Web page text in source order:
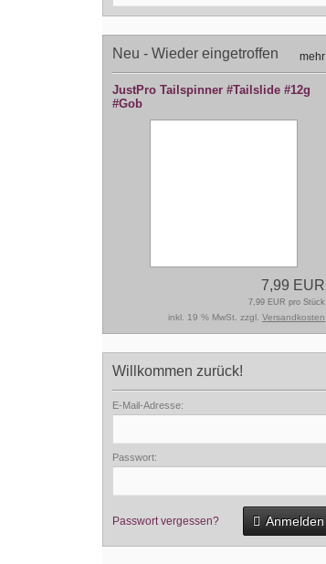
Neu - Wieder eingetroffen mehr
JustPro Tailspinner #Tailslide #12g
#Gob
7,99 EUR
7,99 EUR pro Stück
inkl. 19 % MwSt. zzgl. Versandkosten
Willkommen zurück!
E-Mail-Adresse:
Passwort:
Passwort vergessen? Anmelden